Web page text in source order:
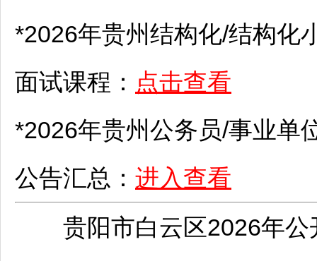
*2026年贵州结构化/结构化
面试课程： 点击查看
*2026年贵州公务员/事业单
公告汇总： 进入查看
贵阳市白云区2026年公